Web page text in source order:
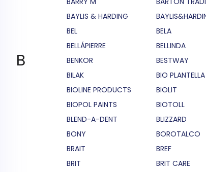
B
BAYLIS & HARDING
BEL
BELA
BELLÁPIERRE
BELLINDA
BENKOR
BESTWAY
BILAK
BIO PLANTELLA
BIOLINE PRODUCTS
BIOLIT
BIOPOL PAINTS
BIOTOLL
BLEND-A-DENT
BLIZZARD
BONY
BOROTALCO
BRAIT
BREF
BRIT
BRIT CARE